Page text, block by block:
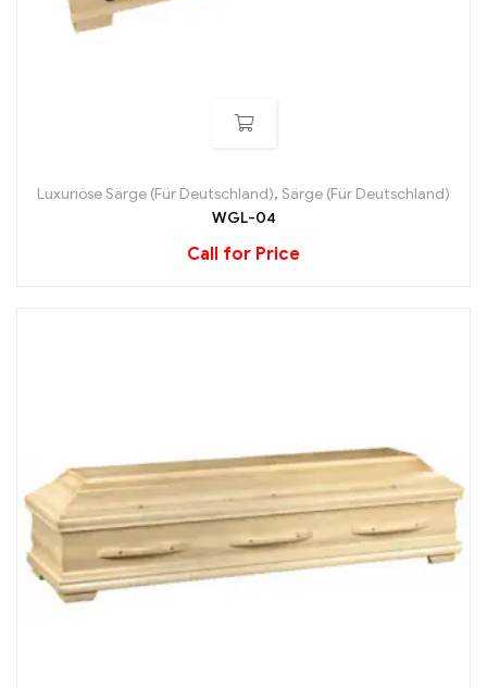
Luxuriöse Särge (Für Deutschland), Särge (Für Deutschland)
WGL-04
Call for Price